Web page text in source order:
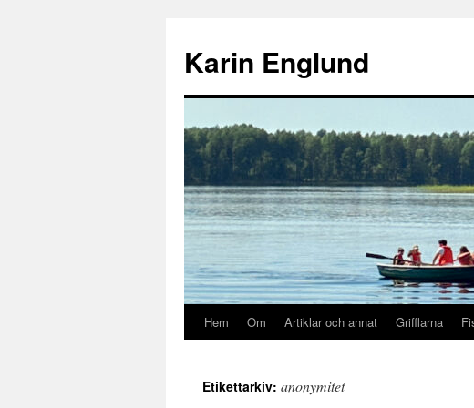
innehåll
Karin Englund
Hem Om Artiklar och annat Grifflarna
Etikettarkiv: anonymitet